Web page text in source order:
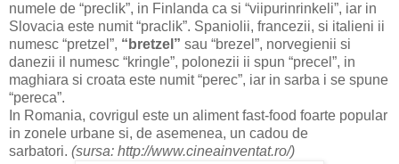
numele de “preclik”, in Finlanda ca si “viipurinrinkeli”, iar in
Slovacia este numit “praclik”. Spaniolii, francezii, si italieni ii
numesc “pretzel”, “bretzel” sau “brezel”, norvegienii si
danezii il numesc “kringle”, polonezii ii spun “precel”, in
maghiara si croata este numit “perec”, iar in sarba i se spune
“pereca”.
In Romania, covrigul este un aliment fast-food foarte popular
in zonele urbane si, de asemenea, un cadou de
sarbatori. (sursa: http://www.cineainventat.ro/)